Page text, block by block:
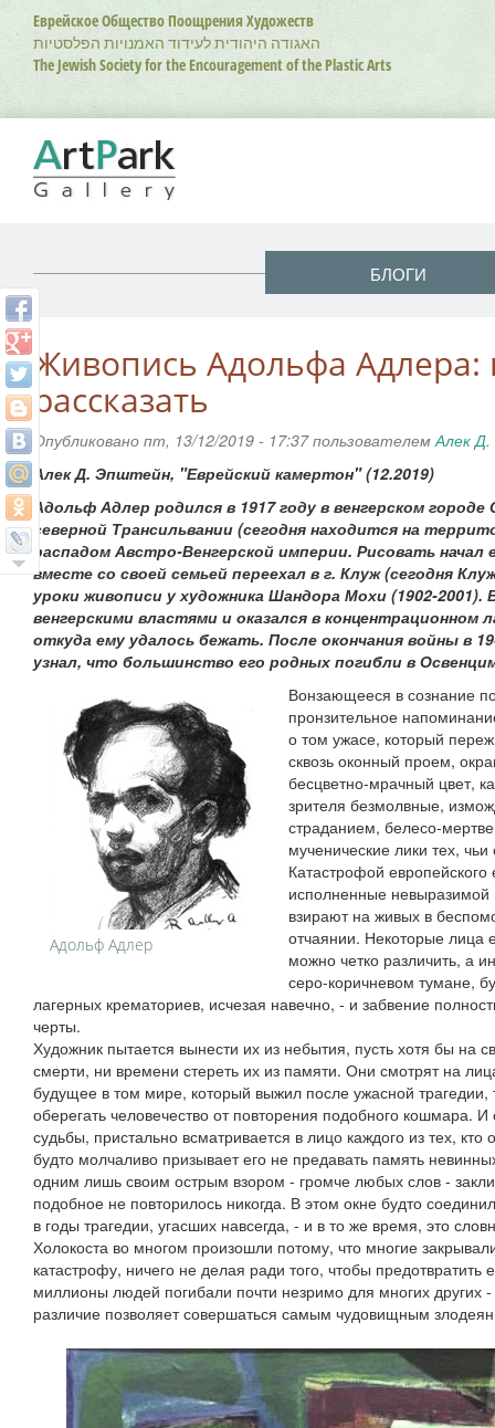
Перейти
основному
содержанию
Еврейское Общество Поощрения Художеств
האגודה היהודית לעידוד האמנויות הפלסטיות
The Jewish Society for the Encouragement of the Plastic Arts
БЛОГИ
Живопись Адольфа
рассказать
Опубликовано пт, 13/12/2019 - 17:37 пользователемАлек
Алек Д. Эпштейн, "Еврейский камертон" (12.2019)
Адольф Адлер родился в 1917 году в венгерском
северной Трансильвании (сегодня находится на
распадом Австро-Венгерской империи. Рисовать
вместе со своей семьей переехал в г. Клуж (сегодня
уроки живописи у художника Шандора Мохи (1902-
венгерскими властями и оказался в концентрационном
откуда ему удалось бежать. После окончания войны в
узнал, что большинство его родных погибли в
Адольф Адлер
Вонзающееся в сознание
пронзительное
о том ужасе, который
сквозь оконный проем,
бесцветно-мрачный цвет,
зрителя безмолвные,
страданием, белесо-
мученические лики тех,
Катастрофой
исполненные невыразимой
взирают на живых в
отчаянии. Некоторые лица
можно четко различить, а
серо-коричневом тумане,
лагерных крематориев, исчезая навечно, - и забвение
черты.
Художник пытается вынести их из небытия, пусть хотя бы на
смерти, ни времени стереть их из памяти. Они смотрят на
будущее в том мире, который выжил после ужасной
оберегать человечество от повторения подобного кошмара.
судьбы, пристально всматривается в лицо каждого из тех,
будто молчаливо призывает его не предавать память
одним лишь своим острым взором - громче любых слов -
подобное не повторилось никогда. В этом окне будто
в годы трагедии, угасших навсегда, - и в то же время, это
Холокоста во многом произошли потому, что многие
катастрофу, ничего не делая ради того, чтобы предотвратить
миллионы людей погибали почти незримо для многих других
различие позволяет совершаться самым чудовищным